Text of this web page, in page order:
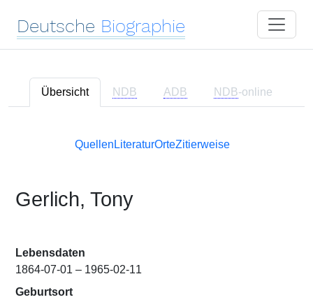
Deutsche Biographie
Übersicht NDB ADB NDB-online
Quellen LiteraturOrteZitierweise
Gerlich, Tony
Lebensdaten
1864-07-01 – 1965-02-11
Geburtsort